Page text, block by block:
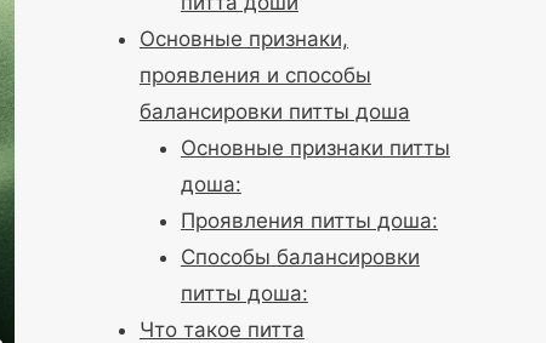
Основные признаки,
проявления и способы
балансировки питты доша
Основные признаки питты
доша:
Проявления питты доша:
Способы балансировки
питты доша:
Что такое питта